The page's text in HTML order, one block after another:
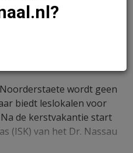
wordt geen
biedt leslokalen voor
de kerstvakantie start
(ISK) van het Dr. Nassau